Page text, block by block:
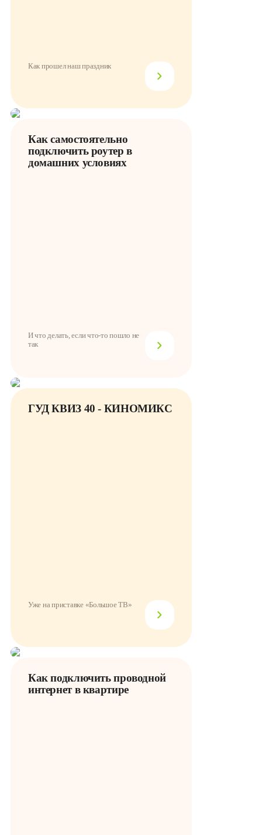
Как прошел наш праздник
Как самостоятельно
подключить роутер в
домашних условиях
И что делать, если что-то пошло не
так
ГУД КВИЗ 40 - КИНОМИКС
Уже на приставке «Большое ТВ»
Как подключить проводной
интернет в квартире